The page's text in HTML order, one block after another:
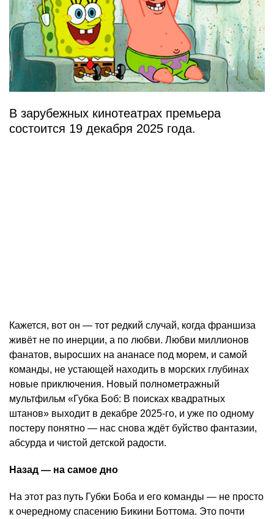
В зарубежных кинотеатрах премьера
состоится 19 декабря 2025 года.
Кажется, вот он — тот редкий случай, когда франшиза
живёт не по инерции, а по любви. Любви миллионов
фанатов, выросших на ананасе под морем, и самой
команды, не устающей находить в морских глубинах
новые приключения. Новый полнометражный
мультфильм «Губка Боб: В поисках квадратных
штанов» выходит в декабре 2025-го, и уже по одному
постеру понятно — нас снова ждёт буйство фантазии,
абсурда и чистой детской радости.
Назад — на самое дно
На этот раз путь Губки Боба и его команды — не просто
к очередному спасению Бикини Боттома. Это почти